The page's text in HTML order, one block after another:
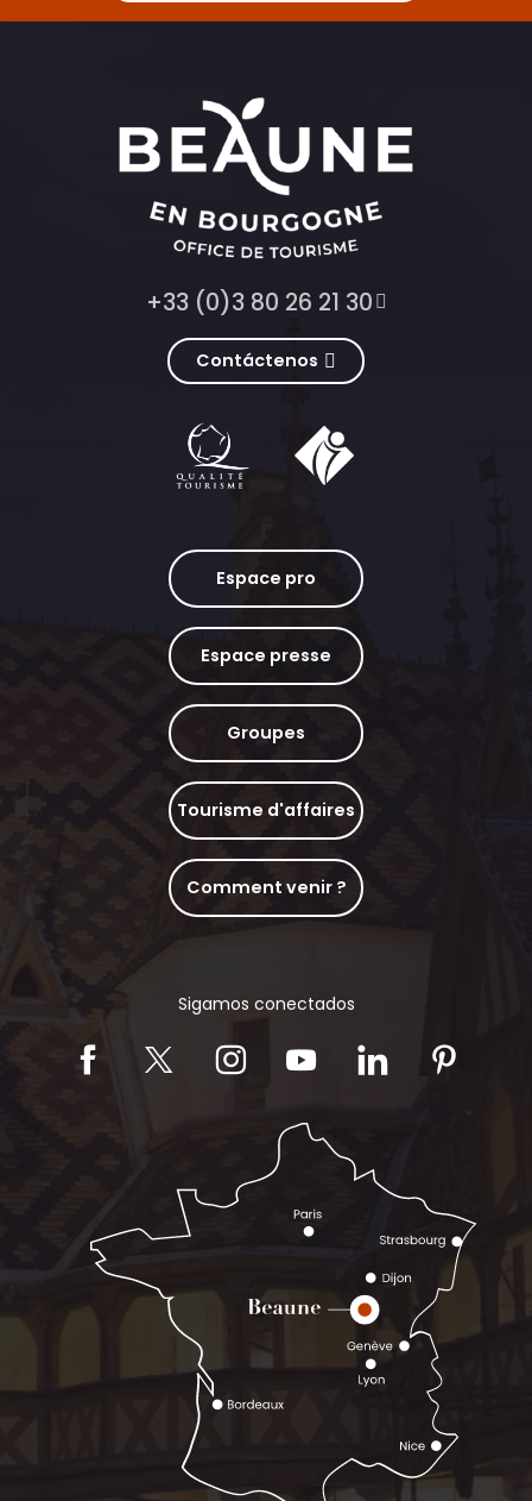
+33 (0)3 80 26 21 30
Contáctenos
Espace pro
Espace presse
Groupes
Tourisme d'affaires
Comment venir ?
Sigamos conectados